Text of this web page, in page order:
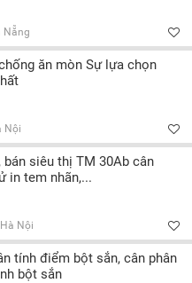
Nẵng
ăn mòn Sự lựa chọn
Nội
bán siêu thị TM 30Ab cân
in tem nhãn,...
Hà Nội
tính điểm bột sắn, cân phân
bột sắn